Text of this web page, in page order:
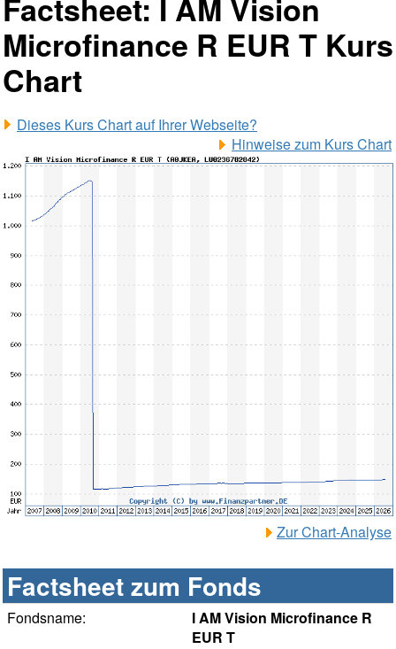
Factsheet: I AM Vision
Microfinance R EUR T Kurs
Chart
Dieses Kurs Chart auf Ihrer Webseite?
Hinweise zum Kurs Chart
Zur Chart-Analyse
Factsheet zum Fonds
Fondsname:
I AM Vision Microfinance R
EUR T